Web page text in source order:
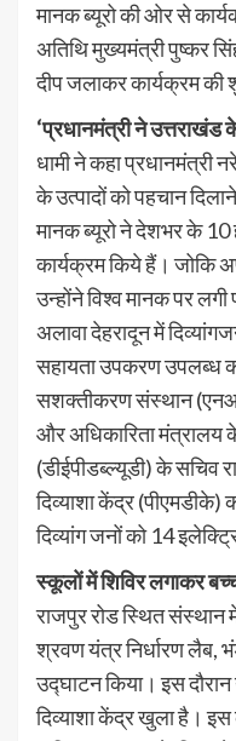
मानक ब्यूरो की ओर से
अतिथि मुख्यमंत्री पुष्कर
दीप जलाकर कार्यक्रम
‘प्रधानमंत्री ने उत्तराखंड
धामी ने कहा प्रधानमंत्री
के उत्पादों को पहचान
मानक ब्यूरो ने देशभर के
कार्यक्रम किये हैं। जोकि
उन्होंने विश्व मानक पर
अलावा देहरादून में
सहायता उपकरण उपलब्ध
सशक्तीकरण संस्थान
और अधिकारिता मंत्रालय
(डीईपीडब्ल्यूडी) के सचिव
दिव्याशा केंद्र (पीएमडीके)
दिव्यांग जनों को 14
स्कूलों में शिविर लगाकर
राजपुर रोड स्थित संस्थान
श्रवण यंत्र निर्धारण लैब,
उद्घाटन किया। इस
दिव्याशा केंद्र खुला है।